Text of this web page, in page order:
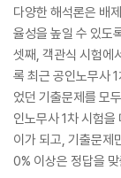
다양한 해석론은 배
율성을 높일 수 있도
셋째, 객관식 시험에
록 최근 공인노무사
었던 기출문제를 모
인노무사 1차 시험
이가 되고, 기출문제
0% 이상은 정답을